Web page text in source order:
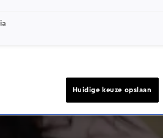
Huidige keuze opslaan